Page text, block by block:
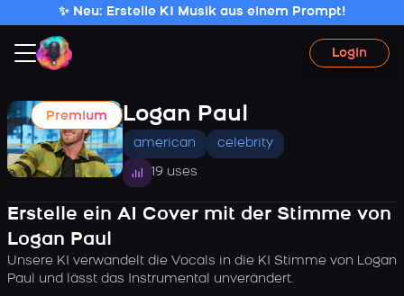
✨ Neu: Erstelle KI Musik aus einem Prompt!
Login
Premium Logan Paul
american celebrity
19 uses
Erstelle ein AI Cover mit der Stimme von
Logan Paul
Unsere KI verwandelt die Vocals in die KI Stimme von Logan
Paul und lässt das Instrumental unverändert.